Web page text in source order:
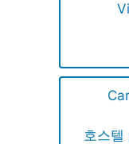
호스